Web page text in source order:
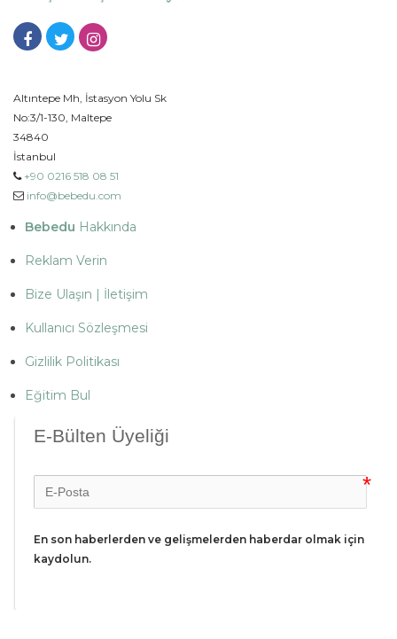
Altıntepe Mh, İstasyon Yolu Sk
No:3/1-130, Maltepe
34840
İstanbul
+90 0216 518 08 51
info@bebedu.com
Bebedu Hakkında
Reklam Verin
Bize Ulaşın | İletişim
Kullanıcı Sözleşmesi
Gizlilik Politikası
Eğitim Bul
E-Bülten Üyeliği
En son haberlerden ve gelişmelerden haberdar olmak için
kaydolun.